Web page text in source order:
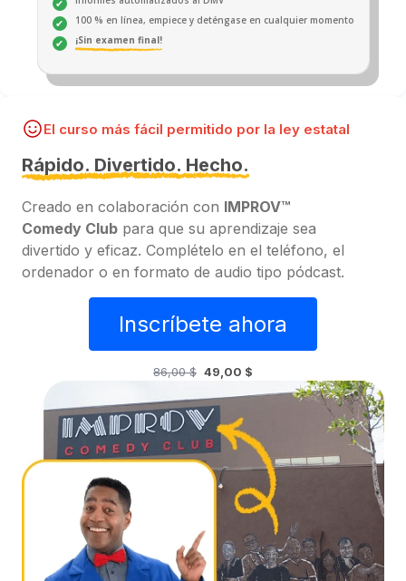
100 % en línea, empiece y deténgase en cualquier momento
¡Sin examen final!
El curso más fácil permitido por la ley estatal
Rápido. Divertido. Hecho.
Creado en colaboración con IMPROV™
Comedy Club para que su aprendizaje sea
divertido y eficaz. Complételo en el teléfono, el
ordenador o en formato de audio tipo pódcast.
Inscríbete ahora
86,00 $ 49,00 $